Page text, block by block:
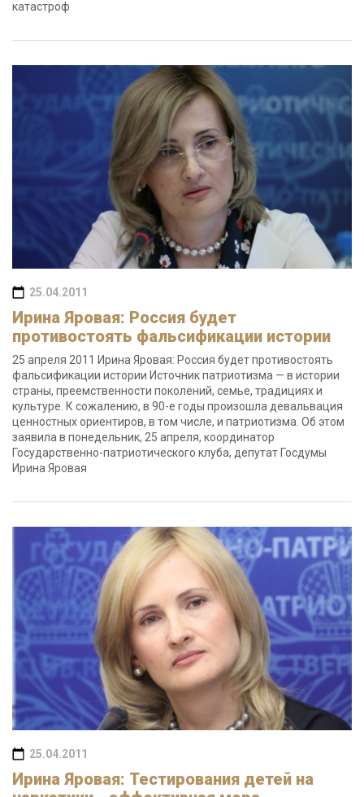
катастроф
25.04.2011
Ирина Яровая: Россия будет
противостоять фальсификации истории
25 апреля 2011 Ирина Яровая: Россия будет противостоять
фальсификации истории Источник патриотизма — в истории
страны, преемственности поколений, семье, традициях и
культуре. К сожалению, в 90-е годы произошла девальвация
ценностных ориентиров, в том числе, и патриотизма. Об этом
заявила в понедельник, 25 апреля, координатор
Государственно-патриотического клуба, депутат Госдумы
Ирина Яровая
25.04.2011
Ирина Яровая: Тестирования детей на